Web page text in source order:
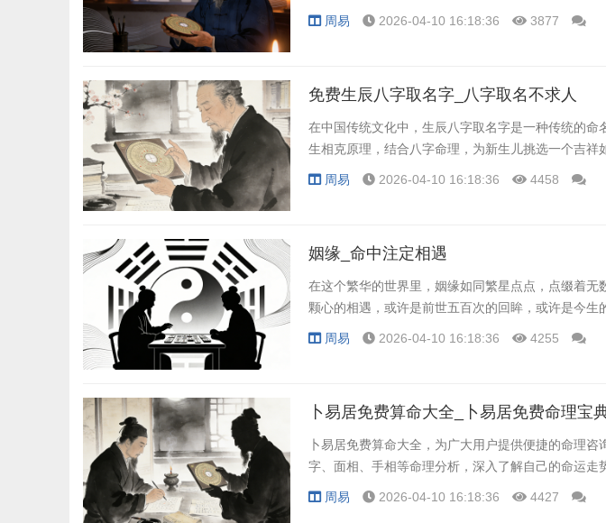
周易 2026-04-10 16:18:36 3877
免费生辰八字取名字_八字取名不求人
在中国传统文化中，生辰八字取名字是一种传统的
生相克原理，结合八字命理，为新生儿挑选一个吉祥
周易 2026-04-10 16:18:36 4458
姻缘_命中注定相遇
在这个繁华的世界里，姻缘如同繁星点点，点缀着
颗心的相遇，或许是前世五百次的回眸，或许是今生
周易 2026-04-10 16:18:36 4255
卜易居免费算命大全_卜易居免费命理宝
卜易居免费算命大全，为广大用户提供便捷的命理
字、面相、手相等命理分析，深入了解自己的命运走
周易 2026-04-10 16:18:36 4427